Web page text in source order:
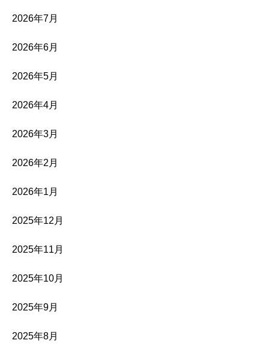
2026年7月
2026年6月
2026年5月
2026年4月
2026年3月
2026年2月
2026年1月
2025年12月
2025年11月
2025年10月
2025年9月
2025年8月